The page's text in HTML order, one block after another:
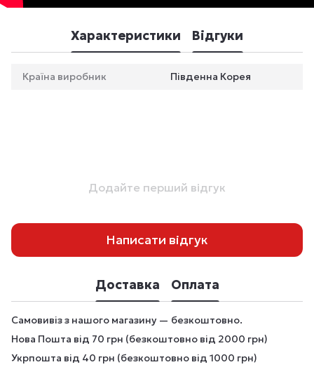
Характеристики Відгуки
Країна виробник Південна Корея
Додайте перший відгук
Написати відгук
Доставка Оплата
Самовивіз з нашого магазину — безкоштовно.
Нова Пошта від 70 грн (безкоштовно від 2000 грн)
Укрпошта від 40 грн (безкоштовно від 1000 грн)